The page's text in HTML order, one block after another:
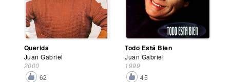
Querida
Juan Gabriel
2000
62
Todo Está Bien
Juan Gabriel
1999
45